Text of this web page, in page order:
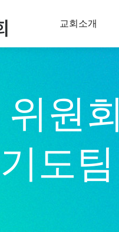
교회소개
원회
도팀